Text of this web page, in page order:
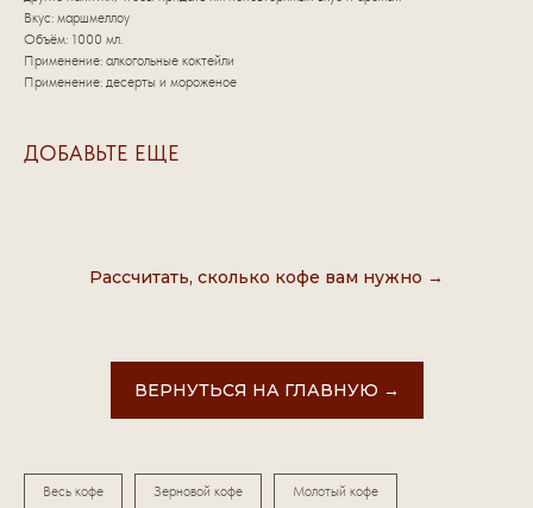
Вкус: маршмеллоу
Объём: 1000 мл.
Применение: алкогольные коктейли
Применение: десерты и мороженое
ДОБАВЬТЕ ЕЩЕ
Рассчитать, сколько кофе вам нужно →
ВЕРНУТЬСЯ НА ГЛАВНУЮ →
Весь кофе Зерновой кофе Молотый кофе